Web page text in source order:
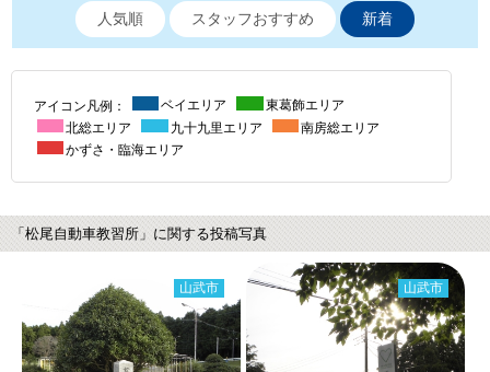
人気順 スタッフおすすめ 新着
アイコン凡例： ベイエリア
東葛飾エリア
北総エリア
九十九里エリア
南房総エリア
かずさ・臨海エリア
「松尾自動車教習所」に関する投稿写真
山武市 山武市